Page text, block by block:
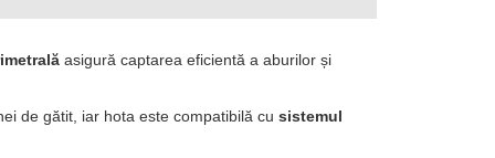
asigură captarea eficientă a aburilor și
de gătit, iar hota este compatibilă cu sistemul